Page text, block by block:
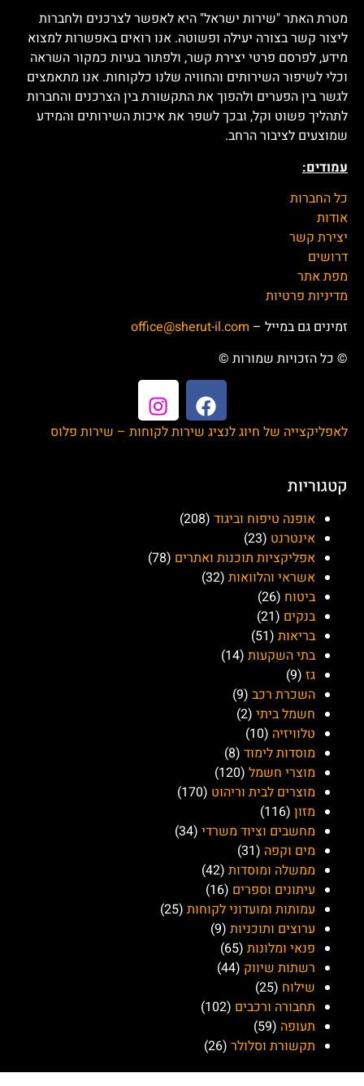
מטרת האתר "שירות ישראל" היא לאפשר לצרכנים ולחברות
ליצור קשר בצורה יעילה ופשוטה. אנו רואים באפשרות למצוא
מידע, לפרסם פרטי יצירת קשר, ולפתור בעיות כמקור השראה
וכלי לשיפור השירותים והחוויה שלנו כלקוחות. אנו מתאמצים
לגשר בין הפערים ולהפוך את התקשורת בין הצרכנים והחברות
לתהליך פשוט וקל, ובכך לשפר את איכות השירותים והמידע
שמוצעים לציבור הרחב.
עמודים:
כל החברות
אודות
יצירת קשר
דרושים
מפת אתר
מדיניות פרטיות
זמינים גם במייל – office@sherut-il.com
© כל הזכויות שמורות ©
לאפליקצייה של חיוג לנציג שירות לקוחות – שירות פלוס
קטגוריות
אופנה טיפוח וביגוד(208)
אינטרנט(23)
אפליקציות תוכנות ואתרים(78)
אשראי והלוואות(32)
ביטוח(26)
בנקים(21)
בריאות(51)
בתי השקעות(14)
גז(9)
השכרת רכב(9)
חשמל ביתי(2)
טלוויזיה(10)
מוסדות לימוד(8)
מוצרי חשמל(120)
מוצרים לבית וריהוט(170)
מזון(116)
מחשבים וציוד משרדי(34)
מים וקפה(31)
ממשלה ומוסדות(42)
עיתונים וספרים(16)
עמותות ומועדוני לקוחות(25)
ערוצים ותוכניות(9)
פנאי ומלונות(65)
רשתות שיווק(44)
שילוח(25)
תחבורה ורכבים(102)
תעופה(59)
תקשורת וסלולר(26)